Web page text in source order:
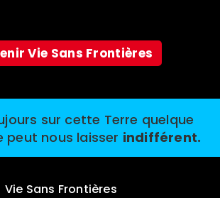
Vie Sans Frontières
sur cette Terre quelque
peut nous laisser indifférent.
Vie Sans Frontières